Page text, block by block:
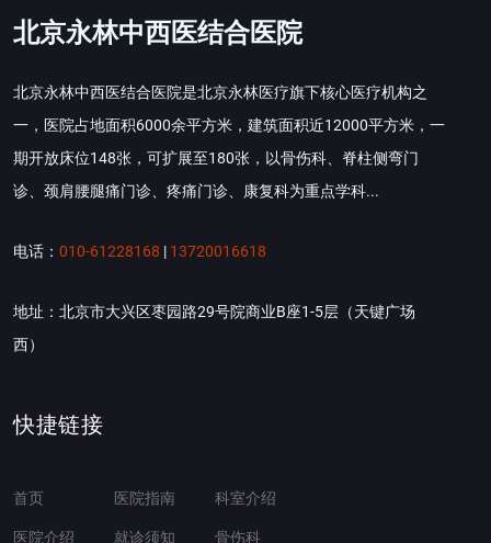
北京永林中西医结合医院
北京永林中西医结合医院是北京永林医疗旗下核心医疗机构之
一，医院占地面积6000余平方米，建筑面积近12000平方米，一
期开放床位148张，可扩展至180张，以骨伤科、脊柱侧弯门
诊、颈肩腰腿痛门诊、疼痛门诊、康复科为重点学科...
电话： 010-61228168 | 13720016618
地址：北京市大兴区枣园路29号院商业B座1-5层（天键广场
西）
快捷链接
首页
医院介绍
医院指南
就诊须知
科室介绍
骨伤科